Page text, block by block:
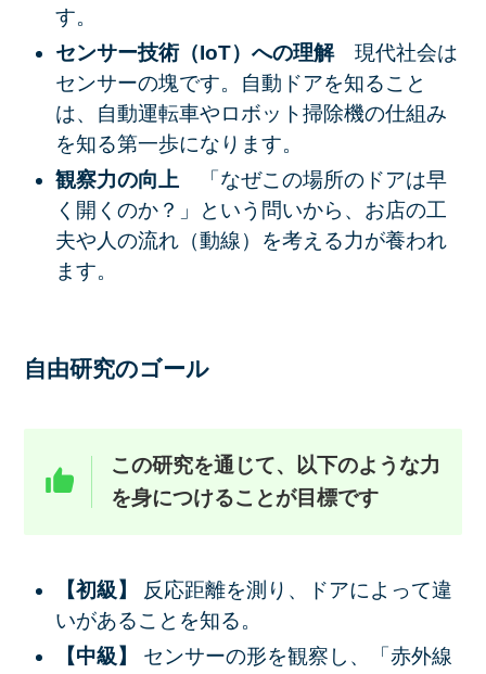
す。
センサー技術（IoT）への理解 現代社会は
センサーの塊です。自動ドアを知ること
は、自動運転車やロボット掃除機の仕組み
を知る第一歩になります。
観察力の向上
「なぜこの場所のドアは早
く開くのか？」という問いから、お店の工
夫や人の流れ（動線）を考える力が養われ
ます。
自由研究のゴール
この研究を通じて、以下のような力
を身につけることが目標です
【初級】
反応距離を測り、ドアによって違
いがあることを知る。
【中級】
センサーの形を観察し、「赤外線